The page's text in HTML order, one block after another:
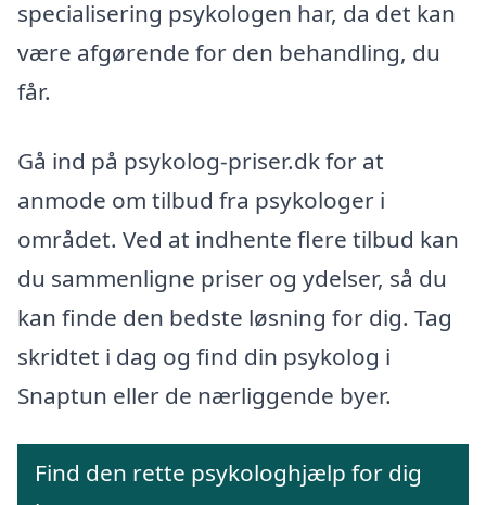
specialisering psykologen har, da det kan
være afgørende for den behandling, du
får.
Gå ind på psykolog-priser.dk for at
anmode om tilbud fra psykologer i
området. Ved at indhente flere tilbud kan
du sammenligne priser og ydelser, så du
kan finde den bedste løsning for dig. Tag
skridtet i dag og find din psykolog i
Snaptun eller de nærliggende byer.
Find den rette psykologhjælp for dig